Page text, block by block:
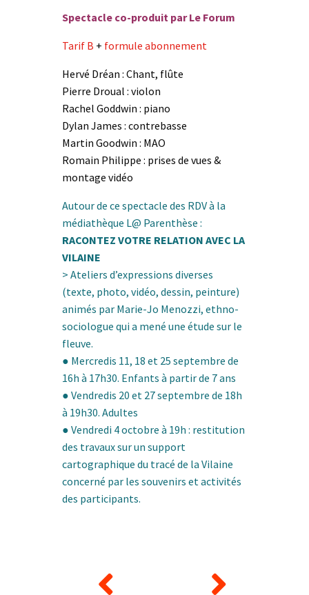
Spectacle co-produit par Le Forum
Tarif B + formule abonnement
Hervé Dréan : Chant, flûte
Pierre Droual : violon
Rachel Goddwin : piano
Dylan James : contrebasse
Martin Goodwin : MAO
Romain Philippe : prises de vues &
montage vidéo
Autour de ce spectacle des RDV à la
médiathèque L@ Parenthèse :
RACONTEZ VOTRE RELATION AVEC LA
VILAINE
> Ateliers d’expressions diverses
(texte, photo, vidéo, dessin, peinture)
animés par Marie-Jo Menozzi, ethno-
sociologue qui a mené une étude sur le
fleuve.
● Mercredis 11, 18 et 25 septembre de
16h à 17h30. Enfants à partir de 7 ans
● Vendredis 20 et 27 septembre de 18h
à 19h30. Adultes
● Vendredi 4 octobre à 19h : restitution
des travaux sur un support
cartographique du tracé de la Vilaine
concerné par les souvenirs et activités
des participants.